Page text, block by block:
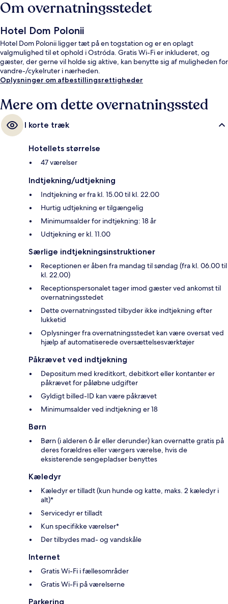
Om overnatningsstedet
Hotel Dom Polonii
Hotel Dom Polonii ligger tæt på en togstation og er en oplagt
valgmulighed til et ophold i Ostróda. Gratis Wi-Fi er inkluderet, og
gæster, der gerne vil holde sig aktive, kan benytte sig af muligheden for
vandre-/cykelruter i nærheden.
Oplysninger om afbestillingsrettigheder
Mere om dette overnatningssted
I korte træk
Hotellets størrelse
47 værelser
Indtjekning/udtjekning
Indtjekning er fra kl. 15.00 til kl. 22.00
Hurtig udtjekning er tilgængelig
Minimumsalder for indtjekning: 18 år
Udtjekning er kl. 11.00
Særlige indtjekningsinstruktioner
Receptionen er åben fra mandag til søndag (fra kl. 06.00 til
kl. 22.00)
Receptionspersonalet tager imod gæster ved ankomst til
overnatningsstedet
Dette overnatningssted tilbyder ikke indtjekning efter
lukketid
Oplysninger fra overnatningsstedet kan være oversat ved
hjælp af automatiserede oversættelsesværktøjer
Påkrævet ved indtjekning
Depositum med kreditkort, debitkort eller kontanter er
påkrævet for påløbne udgifter
Gyldigt billed-ID kan være påkrævet
Minimumsalder ved indtjekning er 18
Børn
Børn (i alderen 6 år eller derunder) kan overnatte gratis på
deres forældres eller værgers værelse, hvis de
eksisterende sengepladser benyttes
Kæledyr
Kæledyr er tilladt (kun hunde og katte, maks. 2 kæledyr i
alt)*
Servicedyr er tilladt
Kun specifikke værelser*
Der tilbydes mad- og vandskåle
Internet
Gratis Wi-Fi i fællesområder
Gratis Wi-Fi på værelserne
Parkering